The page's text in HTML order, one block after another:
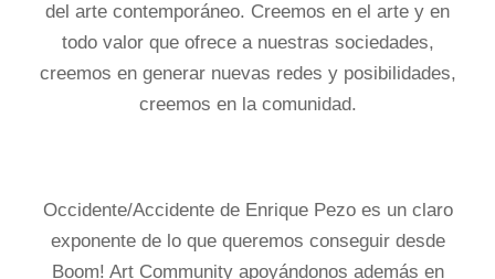
del arte contemporáneo. Creemos en el arte y en
todo valor que ofrece a nuestras sociedades,
creemos en generar nuevas redes y posibilidades,
creemos en la comunidad.
Occidente/Accidente de Enrique Pezo es un claro
exponente de lo que queremos conseguir desde
Boom! Art Community apoyándonos además en